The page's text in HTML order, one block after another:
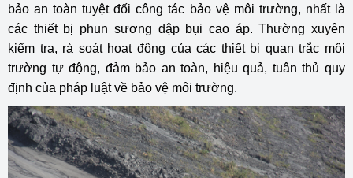
bảo an toàn tuyệt đối công tác bảo vệ môi trường, nhất là
các thiết bị phun sương dập bụi cao áp. Thường xuyên
kiểm tra, rà soát hoạt động của các thiết bị quan trắc môi
trường tự động, đảm bảo an toàn, hiệu quả, tuân thủ quy
định của pháp luật về bảo vệ môi trường.